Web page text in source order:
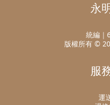
永
統編｜
版權所有 ©
服
運